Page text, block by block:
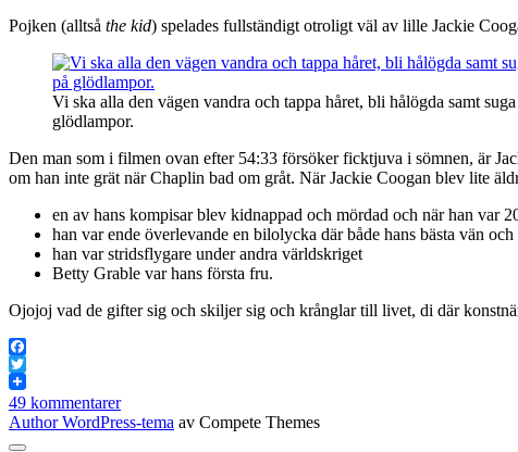
Pojken (alltså the kid) spelades fullständigt otroligt väl av lille Jackie
Vi ska alla den vägen vandra och tappa håret, bli hålögda samt suga
glödlampor.
Den man som i filmen ovan efter 54:33 försöker ficktjuva i sömnen, är
om han inte grät när Chaplin bad om gråt. När Jackie Coogan blev lite
en av hans kompisar blev kidnappad och mördad och när han var
han var ende överlevande en bilolycka där både hans bästa vän
han var stridsflygare under andra världskriget
Betty Grable var hans första fru.
Ojojoj vad de gifter sig och skiljer sig och krånglar till livet, di där
Facebook
Twitter
49 kommentarer
Author WordPress-tema av Compete Themes